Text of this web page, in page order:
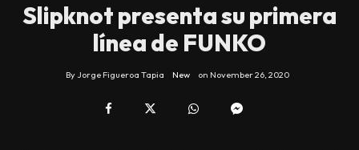
Slipknot presenta su primera
línea de FUNKO
By Jorge Figueroa Tapia New on November 26, 2020